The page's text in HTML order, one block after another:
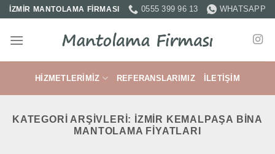
İçeriğe
İZMİR MANTOLAMA FİRMASI 0555 399 96 13 WHATSAPP
HIZMETLERIMIZ REFERANSLARIMIZ İLETIŞIM
KATEGORI ARŞIVLERI:
İZMIR KEMALPAŞA BINA
MANTOLAMA FIYATLARI